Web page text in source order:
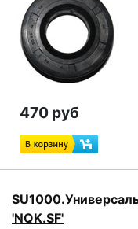
470 руб
'NQK.SF'